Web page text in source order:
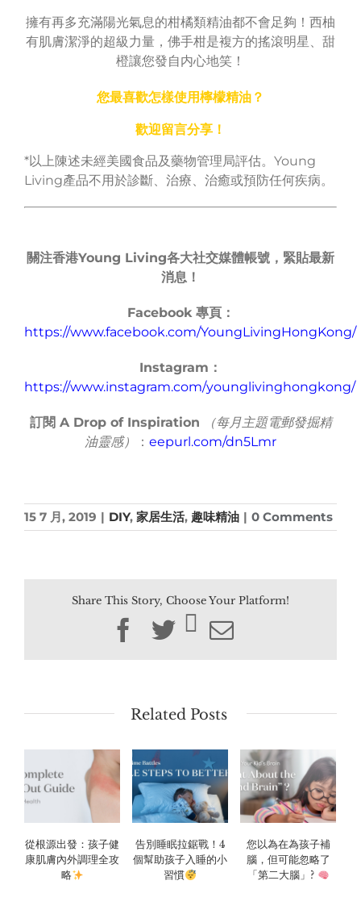
擁有再多充滿陽光氣息的柑橘類精油都不會足夠！西柚
有肌膚潔淨的超級力量，佛手柑是複方的搖滾明星、甜
橙讓您發自内心地笑！
您最喜歡怎樣使用檸檬精油？
歡迎留言分享！
*以上陳述未經美國食品及藥物管理局評估。Young
Living產品不用於診斷、治療、治癒或預防任何疾病。
關注香港Young Living各大社交媒體帳號，緊貼最新
消息！
Facebook 專頁：
https://www.facebook.com/YoungLivingHongKong/
Instagram ：
https://www.instagram.com/younglivinghongkong/
訂閱 A Drop of Inspiration
（每月主題電郵發掘精
油靈感）
： eepurl.com/dn5Lmr
15 7 月, 2019 | DIY, 家居生活, 趣味精油 | 0 Comments
Share This Story, Choose Your Platform!
Facebook
TwitterEmail
Related Posts
從根源出發：孩子健
康肌膚內外調理全攻
略
告別睡眠拉鋸戰！4
個幫助孩子入睡的小
習慣
您以為在為孩子補
腦，但可能忽略了
「第二大腦」?